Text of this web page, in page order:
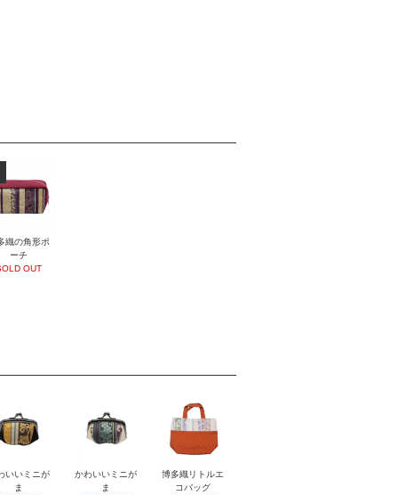
織の角形ポ
ーチ
OUT
いいミニが
ま
かわいいミニが
ま
博多織リトルエ
コバッグ